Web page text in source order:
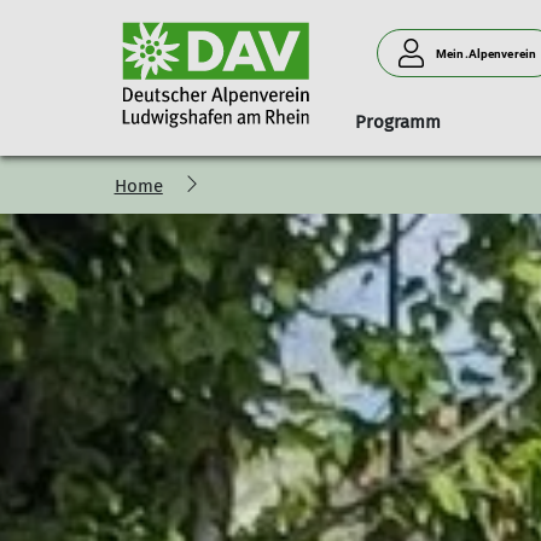
Mein.Alpenverein
Programm
Anmeldung
Programm-Vorstellung
Grußwort des Tourenreferenten
Teilnahmebedingungen
Schwierigkeitsbewertung
Ludwigshafener Hütte am
Anfahrt
Belegungsanfrage
Abrechnung
Neues Hüttenteam
Klink' dich ein!
Programm
Naturverträglich unterwegs
Geschäftsstelle
Mitgliedsbeiträge
Newsletter
Anfahrt
Menschen
Vorstand
Beirat
Wir
Home